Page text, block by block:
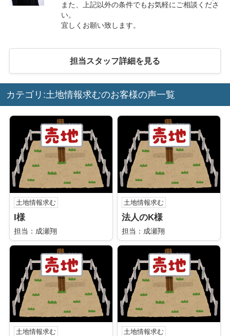
また、上記以外の条件でもお気軽にご相談くださ
い。
宜しくお願い致します。
担当スタッフ詳細を見る
カテゴリ:土地情報求むのお客様の声一覧
土地情報求む
I様
担当：成瀬翔
土地情報求む
法人のK様
担当：成瀬翔
土地情報求む 土地情報求む